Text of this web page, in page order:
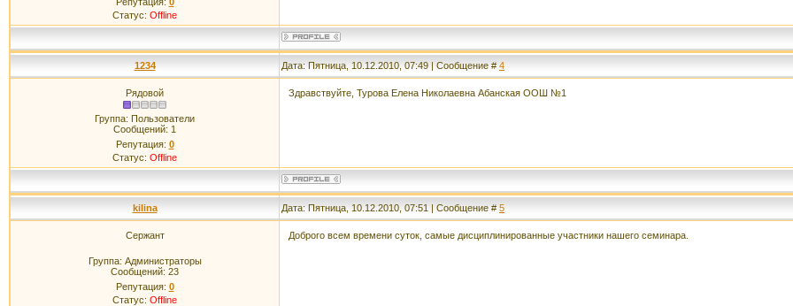
Статус: Offline
1234 Дата: Пятница, 10.12.2010, 07:49 | Сообщение #4
Рядовой
Группа: Пользователи
Сообщений: 1
Репутация: 0
Статус: Offline
Здравствуйте, Турова Елена Николаевна Абанская ООШ №1
kilina Дата: Пятница, 10.12.2010, 07:51 | Сообщение #5
Сержант
Группа: Администраторы
Сообщений: 23
Репутация: 0
Статус: Offline
Доброго всем времени суток, самые дисциплинированные участники нашего семинара.